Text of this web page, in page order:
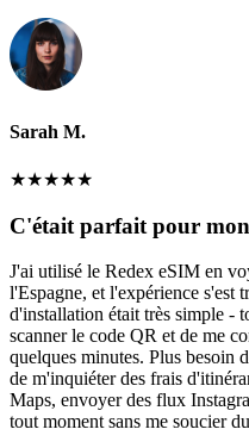
Sarah M.
★★★★★
C'était parfait pour
J'ai utilisé le Redex eSIM en
l'Espagne, et l'expérience s'est
d'installation était très simple -
scanner le code QR et de me
quelques minutes. Plus besoin
de m'inquiéter des frais
Maps, envoyer des flux
tout moment sans me soucier